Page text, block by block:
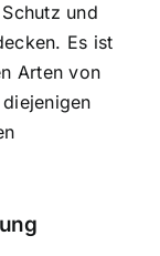
und
Es ist
Arten von